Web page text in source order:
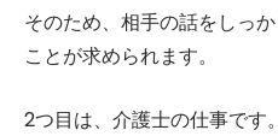
そのため、相手の話をしっ
ことが求められます。
2つ目は、介護士の仕事です。